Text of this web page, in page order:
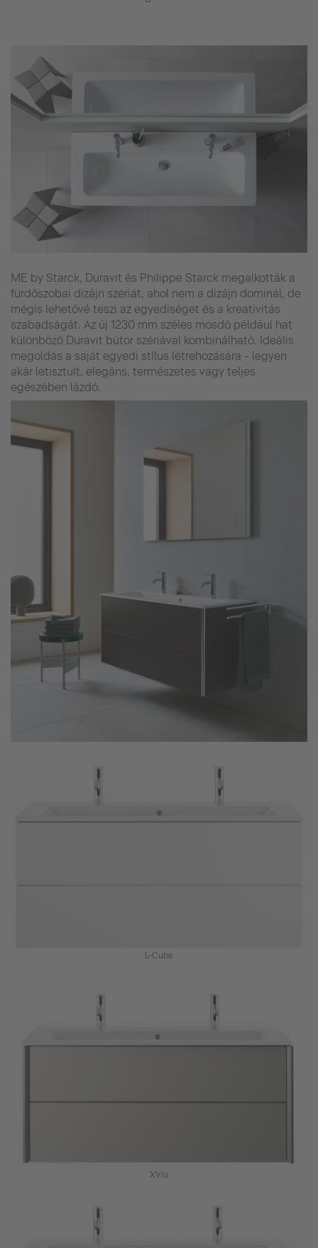
ME by Starck, Duravit és Philippe Starck megalkották a
fürdőszobai dizájn szériát, ahol nem a dizájn dominál, de
mégis lehetővé teszi az egyediséget és a kreativitás
szabadságát. Az új 1230 mm széles mosdó például hat
különböző Duravit bútor szériával kombinálható. Ideális
megoldás a saját egyedi stílus létrehozására - legyen
akár letisztult, elegáns, természetes vagy teljes
egészében lázdó.
L-Cube
XViu